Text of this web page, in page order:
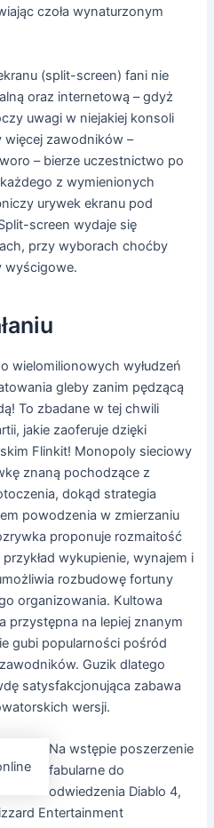
czoła wynaturzonym
(split-screen) fani nie
oraz internetową – gdyż
uwagi w niejakiej konsoli
więcej zawodników –
– bierze uczestnictwo po
z wymienionych
urywek ekranu pod
screen wydaje się
przy wyborach choćby
wyścigowe.
wielomilionowych wyłudzeń
gleby zanim pędzącą
To zbadane w tej chwili
jakie zaoferuje dzięki
Flinkit! Monopoly sieciowy
znaną pochodzące z
dokąd strategia
powodzenia w zmierzaniu
proponuje rozmaitość
wykupienie, wynajem i
rozbudowę fortuny
organizowania. Kultowa
przystępna na lepiej znanym
gubi popularności pośród
Guzik dlatego
satysfakcjonująca zabawa
wersji.
Na wstępie poszerzenie
fabularne do
odwiedzenia Diablo 4,
Entertainment